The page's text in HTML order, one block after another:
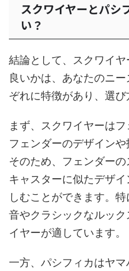
スクワイヤーとパシ
い？
結論として、スクワイ
良いかは、あなたのニ
ぞれに特徴があり、選び
まず、スクワイヤーはフ
フェンダーのデザインや
そのため、フェンダー
キャスターに似たデザ
しむことができます。
音やクラシックなルッ
イヤーが適しています。
一方、パシフィカはヤ